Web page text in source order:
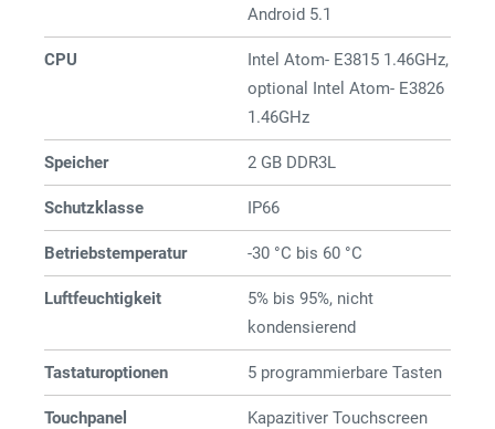
Android 5.1
CPU
Intel Atom- E3815 1.46GHz,
optional Intel Atom- E3826
1.46GHz
Speicher 2 GB DDR3L
Schutzklasse IP66
Betriebstemperatur -30 °C bis 60 °C
Luftfeuchtigkeit
5% bis 95%, nicht
kondensierend
Tastaturoptionen 5 programmierbare Tasten
Touchpanel Kapazitiver Touchscreen